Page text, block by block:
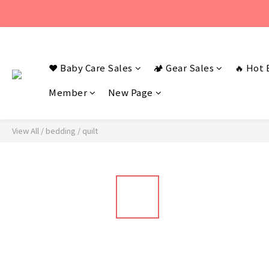
若您有任何
❤️ Baby Care Sales 🏕️ Gear Sales 🔥 Hot
Member
New Page
View All / bedding / quilt